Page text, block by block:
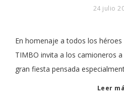
24 julio
En homenaje a todos los
TIMBO invita a los camioneros
gran fiesta pensada
Leer